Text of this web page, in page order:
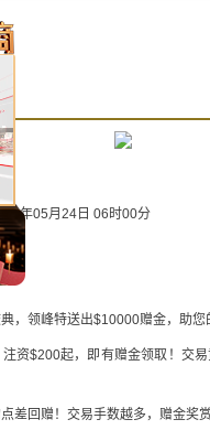
年05月24日 06时00分
，领峰特送出$10000赠金，助您
资$200起，即有赠金领取！交
差回赠！交易手数越多，赠金奖